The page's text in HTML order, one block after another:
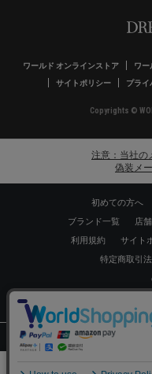
ワールド オンラインストア ワー
サイトポリシー
プライ
Copyrights ©
注意：当社の
偽装メ
初めての方へ
ブランド一覧
店
利用規約
サイト
特定商取引